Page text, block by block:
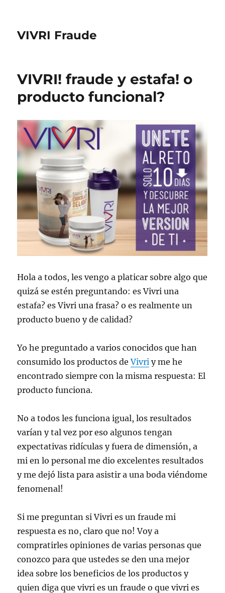
VIVRI Fraude
VIVRI! fraude y estafa! o
producto funcional?
Hola a todos, les vengo a platicar sobre algo que
quizá se estén preguntando: es Vivri una
estafa? es Vivri una frasa? o es realmente un
producto bueno y de calidad?
Yo he preguntado a varios conocidos que han
consumido los productos deVivri y me he
encontrado siempre con la misma respuesta: El
producto funciona.
No a todos les funciona igual, los resultados
varían y tal vez por eso algunos tengan
expectativas ridículas y fuera de dimensión, a
mi en lo personal me dio excelentes resultados
y me dejó lista para asistir a una boda viéndome
fenomenal!
Si me preguntan si Vivri es un fraude mi
respuesta es no, claro que no! Voy a
compratirles opiniones de varias personas que
conozco para que ustedes se den una mejor
idea sobre los beneficios de los productos y
quien diga que vivri es un fraude o que vivri es